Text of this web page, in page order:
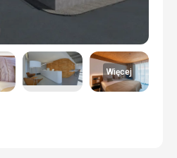
Więcej